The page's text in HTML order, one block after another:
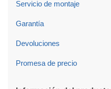
Servicio de montaje
Garantía
Devoluciones
Promesa de precio